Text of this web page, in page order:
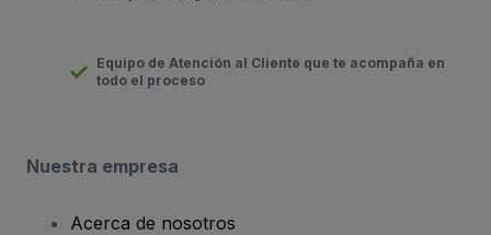
Equipo de Atención al Cliente que te acompaña en
todo el proceso
Nuestra empresa
Acerca de nosotros